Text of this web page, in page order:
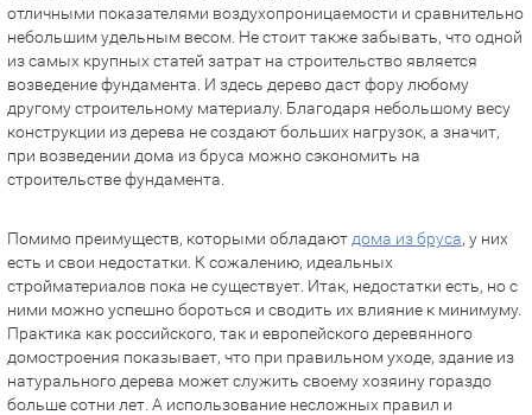
отличными показателями воздухопроницаемости и сравнительно
небольшим удельным весом. Не стоит также забывать, что одной
из самых крупных статей затрат на строительство является
возведение фундамента. И здесь дерево даст фору любому
другому строительному материалу. Благодаря небольшому весу
конструкции из дерева не создают больших нагрузок, а значит,
при возведении дома из бруса можно сэкономить на
строительстве фундамента.
Помимо преимуществ, которыми обладают дома из бруса, у них
есть и свои недостатки. К сожалению, идеальных
стройматериалов пока не существует. Итак, недостатки есть, но с
ними можно успешно бороться и сводить их влияние к минимуму.
Практика как российского, так и европейского деревянного
домостроения показывает, что при правильном уходе, здание из
натурального дерева может служить своему хозяину гораздо
больше сотни лет. А использование несложных правил и